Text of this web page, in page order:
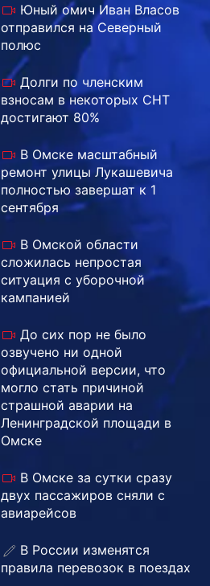
Юный омич Иван Власов
отправился на Северный
полюс
Долги по членским
взносам в некоторых СНТ
достигают 80%
В Омске масштабный
ремонт улицы Лукашевича
полностью завершат к 1
сентября
В Омской области
сложилась непростая
ситуация с уборочной
кампанией
До сих пор не было
озвучено ни одной
официальной версии, что
могло стать причиной
страшной аварии на
Ленинградской площади в
Омске
В Омске за сутки сразу
двух пассажиров сняли с
авиарейсов
В России изменятся
правила перевозок в поездах